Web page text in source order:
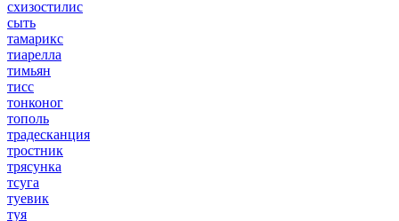
схизостилис
сыть
тамарикс
тиарелла
тимьян
тисс
тонконог
тополь
традесканция
тростник
трясунка
тсуга
туевик
туя